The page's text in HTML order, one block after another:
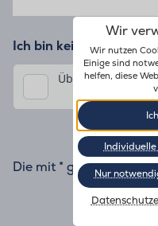
Wir
Wir nutzen
Einige sind
helfen, diese
Nur
Ich bin kein Roboter.*
Die mit *